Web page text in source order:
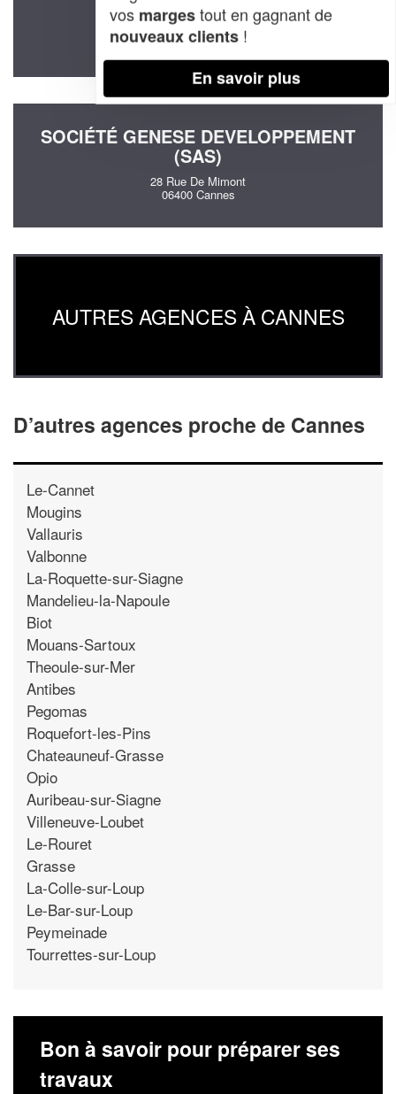
10 Rue Louis Braille
06400 Cannes
SOCIÉTÉ GENESE DEVELOPPEMENT
(SAS)
28 Rue De Mimont
06400 Cannes
AUTRES AGENCES À CANNES
D’autres agences proche de Cannes
Le-Cannet
Mougins
Vallauris
Valbonne
La-Roquette-sur-Siagne
Mandelieu-la-Napoule
Biot
Mouans-Sartoux
Theoule-sur-Mer
Antibes
Pegomas
Roquefort-les-Pins
Chateauneuf-Grasse
Opio
Auribeau-sur-Siagne
Villeneuve-Loubet
Le-Rouret
Grasse
La-Colle-sur-Loup
Le-Bar-sur-Loup
Peymeinade
Tourrettes-sur-Loup
Bon à savoir pour préparer ses
travaux
vos margestout en gagnant de
nouveaux clients !
En savoir plus